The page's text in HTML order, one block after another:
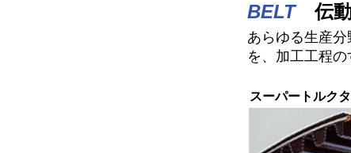
BELT伝動
あらゆる生産
を、加工工程
スーパートルク